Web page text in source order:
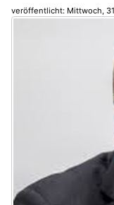
veröffentlicht: Mittwoch,